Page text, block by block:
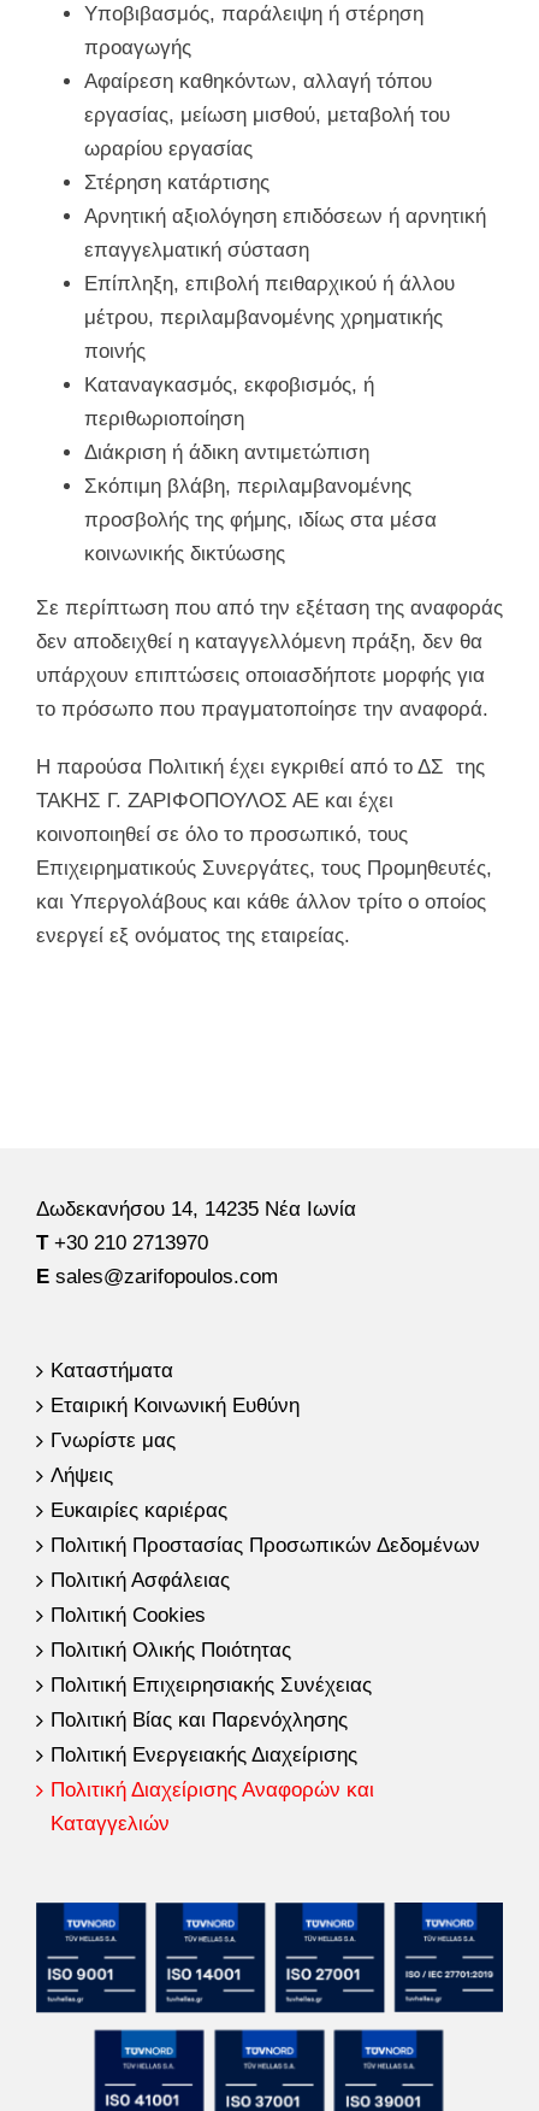
Υποβιβασμός, παράλειψη ή στέρηση
προαγωγής
Αφαίρεση καθηκόντων, αλλαγή τόπου
εργασίας, μείωση μισθού, μεταβολή του
ωραρίου εργασίας
Στέρηση κατάρτισης
Αρνητική αξιολόγηση επιδόσεων ή αρνητική
επαγγελματική σύσταση
Επίπληξη, επιβολή πειθαρχικού ή άλλου
μέτρου, περιλαμβανομένης χρηματικής
ποινής
Καταναγκασμός, εκφοβισμός, ή
περιθωριοποίηση
Διάκριση ή άδικη αντιμετώπιση
Σκόπιμη βλάβη, περιλαμβανομένης
προσβολής της φήμης, ιδίως στα μέσα
κοινωνικής δικτύωσης
Σε περίπτωση που από την εξέταση της αναφοράς
δεν αποδειχθεί η καταγγελλόμενη πράξη, δεν θα
υπάρχουν επιπτώσεις οποιασδήποτε μορφής για
το πρόσωπο που πραγματοποίησε την αναφορά.
Η παρούσα Πολιτική έχει εγκριθεί από το ΔΣ της
ΤΑΚΗΣ Γ. ΖΑΡΙΦΟΠΟΥΛΟΣ ΑΕ και έχει
κοινοποιηθεί σε όλο το προσωπικό, τους
Επιχειρηματικούς Συνεργάτες, τους Προμηθευτές,
και Υπεργολάβους και κάθε άλλον τρίτο ο οποίος
ενεργεί εξ ονόματος της εταιρείας.
Δωδεκανήσου 14, 14235 Νέα Ιωνία
Τ+30 210 2713970
E sales@zarifopoulos.com
Καταστήματα
Εταιρική Κοινωνική Ευθύνη
Γνωρίστε μας
Λήψεις
Ευκαιρίες καριέρας
Πολιτική Προστασίας Προσωπικών Δεδομένων
Πολιτική Ασφάλειας
Πολιτική Cookies
Πολιτική Ολικής Ποιότητας
Πολιτική Επιχειρησιακής Συνέχειας
Πολιτική Βίας και Παρενόχλησης
Πολιτική Ενεργειακής Διαχείρισης
Πολιτική Διαχείρισης Αναφορών και
Καταγγελιών